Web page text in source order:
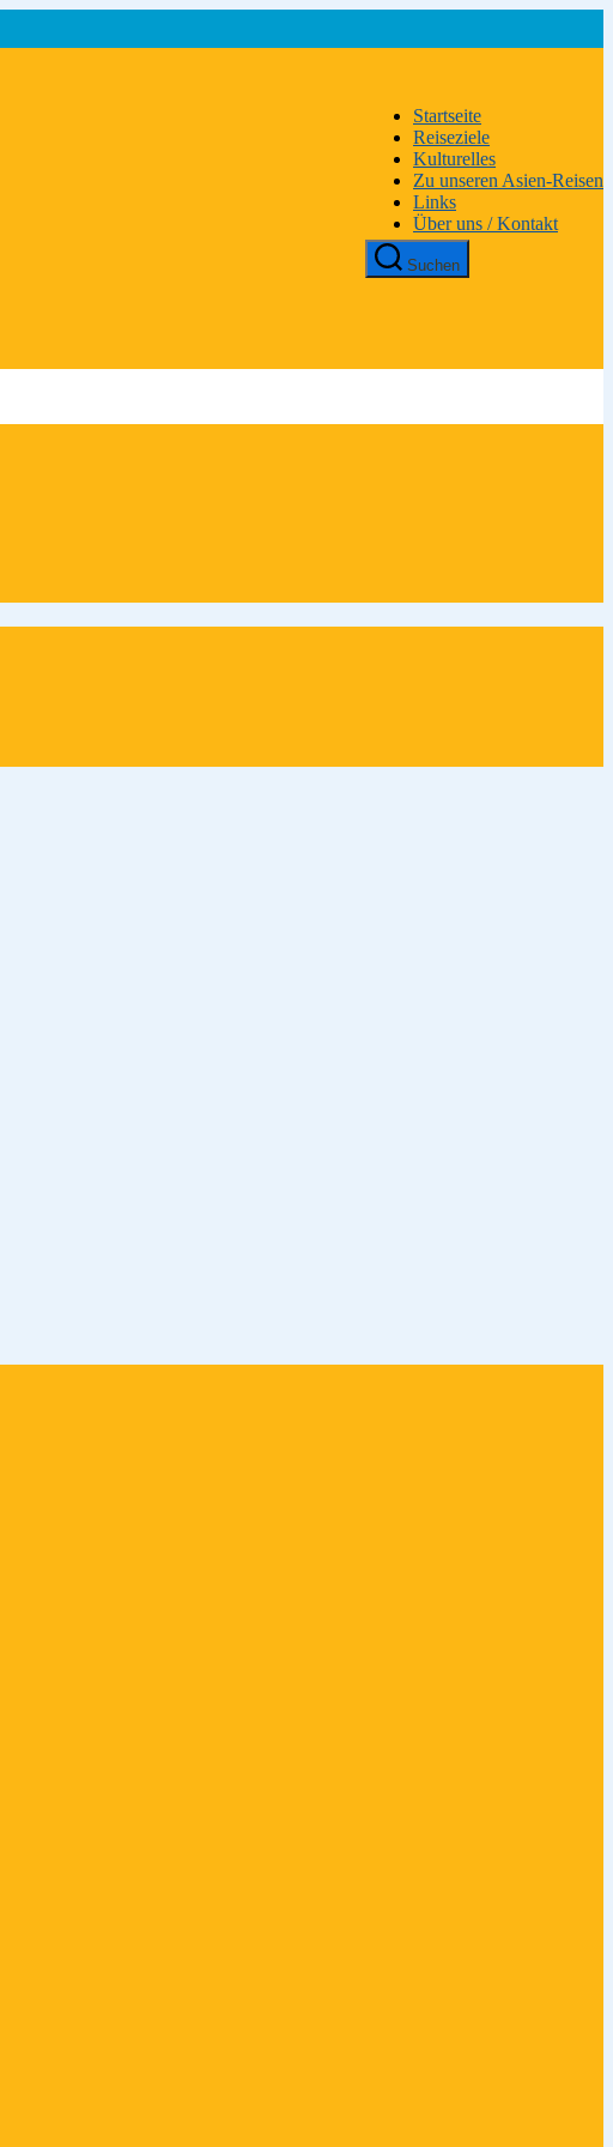
Startseite
Reiseziele
Kulturelles
Zu unseren Asien-Reisen
Links
Über uns / Kontakt
Suchen